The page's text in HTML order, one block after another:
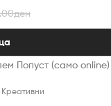
ден
Креативни